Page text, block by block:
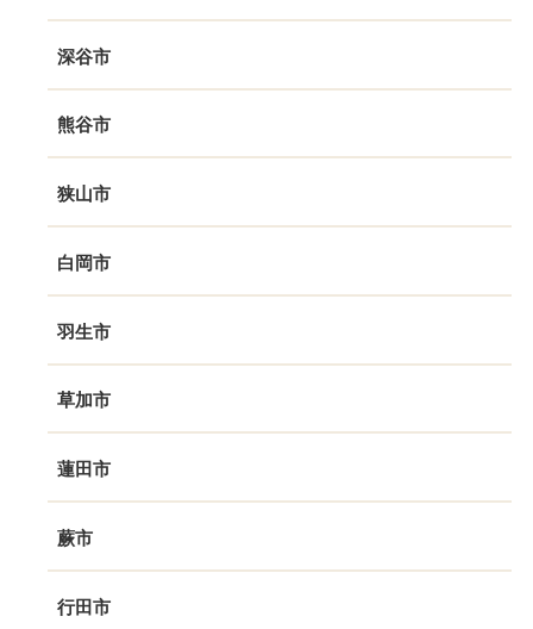
深谷市
熊谷市
狭山市
白岡市
羽生市
草加市
蓮田市
蕨市
行田市